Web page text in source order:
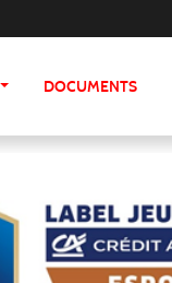
DOCUMENTS